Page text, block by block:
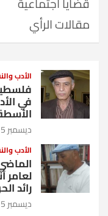
مقالات الرأي
الأدب
في
ديسمبر 15, 2025
الأدب
لعامر
رائد
ديسمبر 15, 2025